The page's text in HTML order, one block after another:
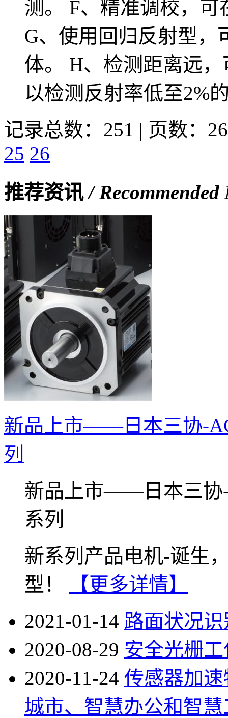
测。 F、精准调校，
G、使用回归反射型，
体。 H、检测距离远
以检测反射率低至2%
记录总数：251 | 页数：26
25 26
推荐资讯/ Recommended
新品上市——日本三协-
列
新品上市——日本三协
系列
新系列产品电机-诞生
型！
【更多详情】
2021-01-14 路面状况
2020-08-29 安全光栅
2020-11-24 传感器加
城市、智慧办公和智